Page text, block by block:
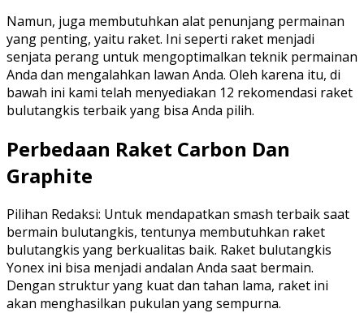
Namun, juga membutuhkan alat penunjang permainan
yang penting, yaitu raket. Ini seperti raket menjadi
senjata perang untuk mengoptimalkan teknik permainan
Anda dan mengalahkan lawan Anda. Oleh karena itu, di
bawah ini kami telah menyediakan 12 rekomendasi raket
bulutangkis terbaik yang bisa Anda pilih.
Perbedaan Raket Carbon Dan
Graphite
Pilihan Redaksi: Untuk mendapatkan smash terbaik saat
bermain bulutangkis, tentunya membutuhkan raket
bulutangkis yang berkualitas baik. Raket bulutangkis
Yonex ini bisa menjadi andalan Anda saat bermain.
Dengan struktur yang kuat dan tahan lama, raket ini
akan menghasilkan pukulan yang sempurna.